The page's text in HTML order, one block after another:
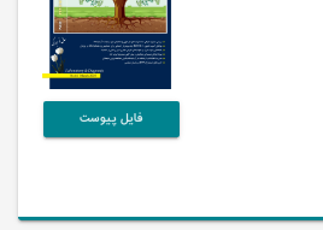
فایل پیوست